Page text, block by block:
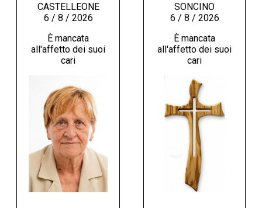
CASTELLEONE
6 / 8 / 2026
È mancata
all'affetto dei suoi
cari
SONCINO
6 / 8 / 2026
È mancata
all'affetto dei suoi
cari